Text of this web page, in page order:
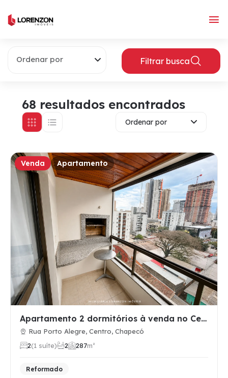
Ordenar por Filtrar busca
68 resultados encontrados
Ordenar por
Venda Apartamento
Apartamento 2 dormitórios à venda no Centro, Chapecó SC, mob…
Rua Porto Alegre, Centro, Chapecó
2(1 suíte) 2 287m²
Reformado